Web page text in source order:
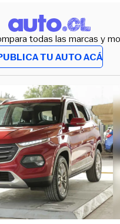
todas las marcas y
TU AUTO ACÁ